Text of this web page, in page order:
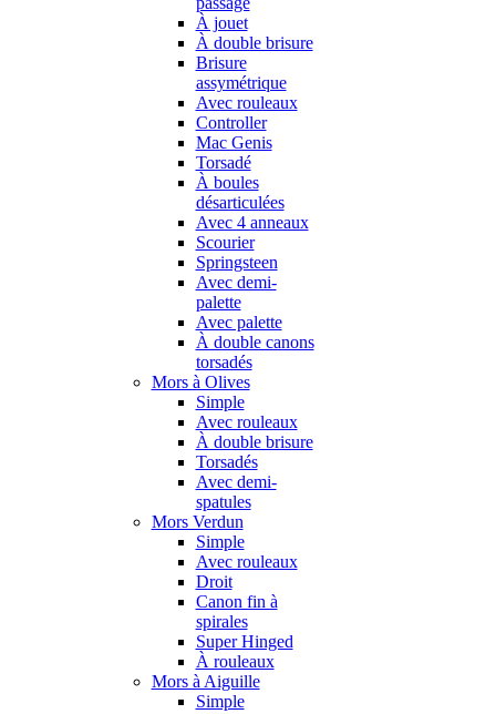
À jouet
À double brisure
Brisure
assymétrique
Avec rouleaux
Controller
Mac Genis
Torsadé
À boules
désarticulées
Avec 4 anneaux
Scourier
Springsteen
Avec demi-
palette
Avec palette
À double canons
torsadés
Mors à Olives
Simple
Avec rouleaux
À double brisure
Torsadés
Avec demi-
spatules
Mors Verdun
Simple
Avec rouleaux
Droit
Canon fin à
spirales
Super Hinged
À rouleaux
Mors à Aiguille
Simple